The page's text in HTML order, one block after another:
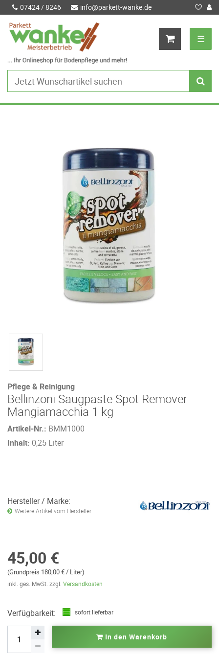
07424 / 8246 info@parkett-wanke.de
☰
Pflege & Reinigung
Bellinzoni Saugpaste Spot Remover
Mangiamacchia 1 kg
Artikel-Nr.: BMM1000
Inhalt: 0,25 Liter
Hersteller / Marke:
Weitere Artikel vom Hersteller
45,00 €
(Grundpreis 180,00 € / Liter)
inkl. ges. MwSt. zzgl. Versandkosten
Verfügbarkeit: sofort lieferbar
In den Warenkorb